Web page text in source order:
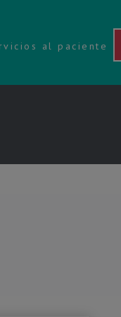
al paciente